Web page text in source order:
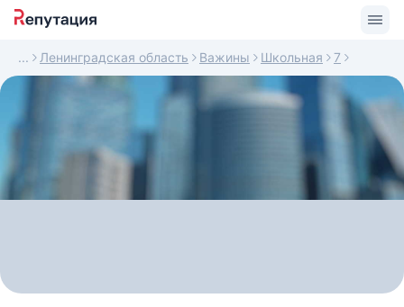
Ленинградская область Важины Школьная 7